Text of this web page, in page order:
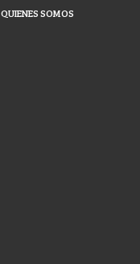
QUIENES SOMOS